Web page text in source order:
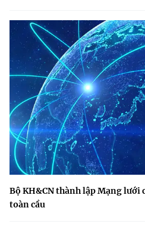
Bộ KH&CN thành lập Mạng lưới
toàn cầu